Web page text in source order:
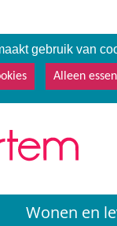
gebruik van
Alleen
Wonen en